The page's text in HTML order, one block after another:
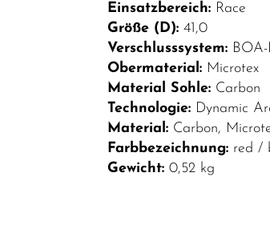
Einsatzbereich: Race
Größe (D): 41,0
Verschlusssystem: BOA-
Obermaterial: Microtex
Material Sohle: Carbon
Technologie: Dynamic
Material: Carbon,
Farbbezeichnung: red /
Gewicht: 0,52 kg